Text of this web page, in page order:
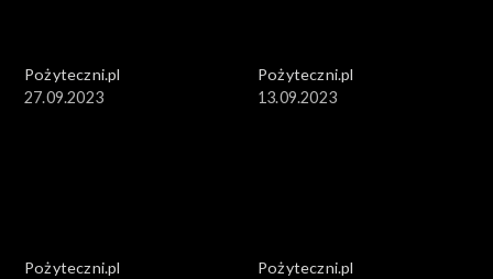
Pożyteczni.pl
27.09.2023
Pożyteczni.pl
13.09.2023
Pożyteczni.pl
Pożyteczni.pl